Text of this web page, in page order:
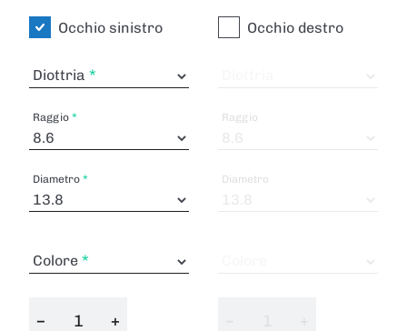
Occhio sinistro
Diottria
Raggio
Diametro
Colore
− +
Occhio destro
Raggio
Diametro